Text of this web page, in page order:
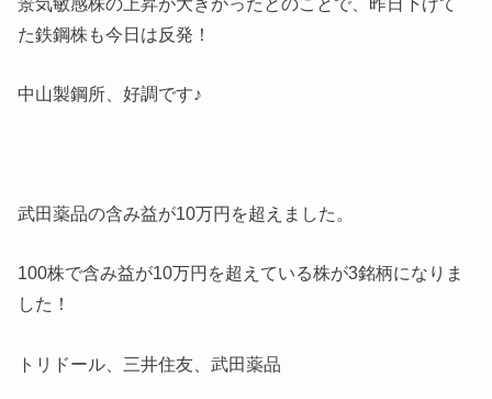
た鉄鋼株も今日は反発！
中山製鋼所、好調です♪
武田薬品の含み益が10万円を超えました。
100株で含み益が10万円を超えている株が3銘柄になりま
した！
トリドール、三井住友、武田薬品